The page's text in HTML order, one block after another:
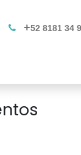
+52 8181 34